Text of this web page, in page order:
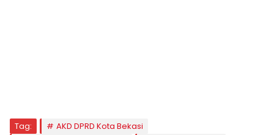
Tag:
AKD DPRD Kota Bekasi